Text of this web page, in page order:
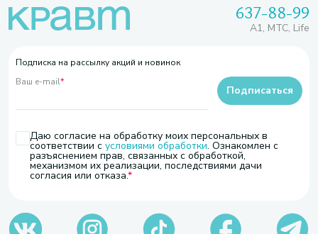
637-88-99
A1, МТС, Life
Подписка на рассылку акций и новинок
Ваш e-mail*
Даю согласие на обработку моих персональных в
соответствии с условиями обработки. Ознакомлен с
разъяснением прав, связанных с обработкой,
механизмом их реализации, последствиями дачи
согласия или отказа.
Подписаться